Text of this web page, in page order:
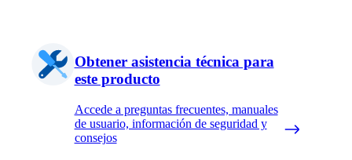
Obtener asistencia técnica para
este producto
Accede a preguntas frecuentes, manuales
de usuario, información de seguridad y
consejos